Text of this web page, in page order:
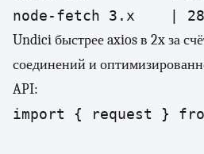
node-fetch 3.x    |
Undici быстрее axios в 2x за
соединений и
API:
import { request }